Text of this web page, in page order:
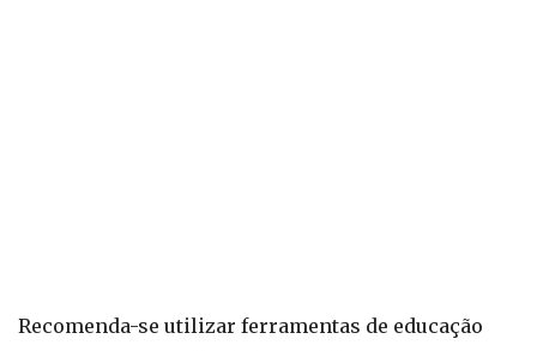
Recomenda-se utilizar ferramentas de educação